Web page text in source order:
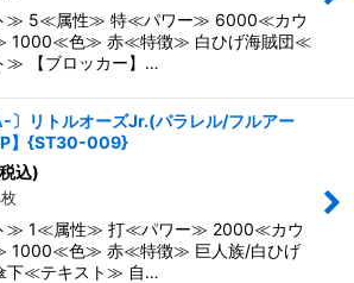
≫ 5≪属性≫ 特≪パワー≫ 6000≪カウ
1000≪色≫ 赤≪特徴≫ 白ひげ海賊団≪
≫ 【ブロッカー】…
〕リトルオーズJr.(パラレル/フルアー
P】{ST30-009}
込)
≫ 1≪属性≫ 打≪パワー≫ 2000≪カウ
1000≪色≫ 赤≪特徴≫ 巨人族/白ひげ
下≪テキスト≫ 自…